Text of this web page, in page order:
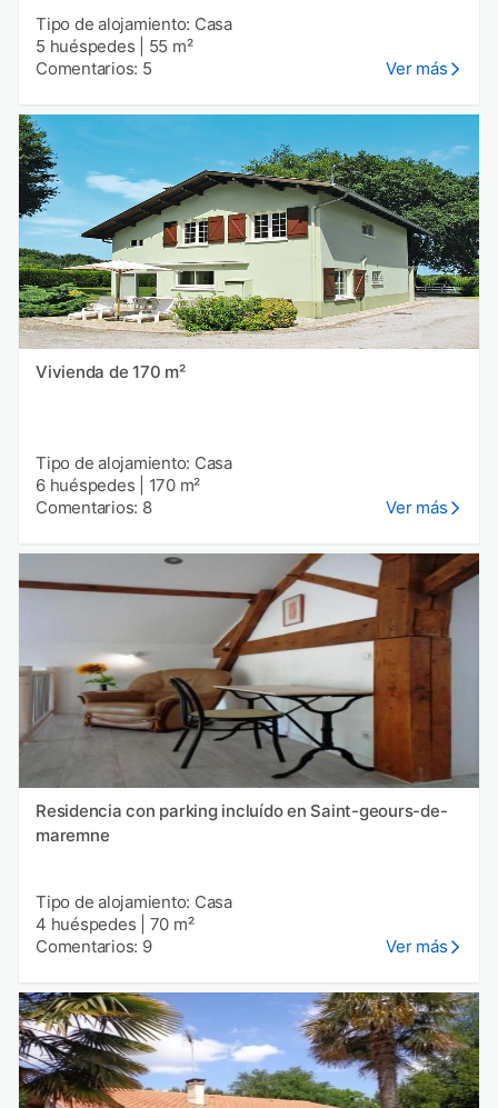
Tipo de alojamiento: Casa
5 huéspedes
55 m²
Comentarios: 5
Ver más
Vivienda de 170 m²
Tipo de alojamiento: Casa
6 huéspedes
170 m²
Comentarios: 8
Ver más
Residencia con parking incluído en Saint-geours-de-
maremne
Tipo de alojamiento: Casa
4 huéspedes
70 m²
Comentarios: 9
Ver más